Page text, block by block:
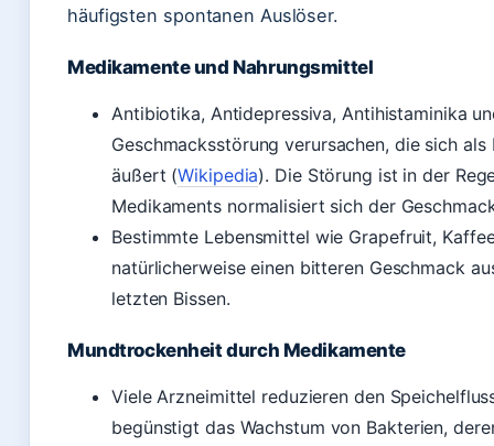
häufigsten spontanen Auslöser.
Medikamente und Nahrungsmittel
Antibiotika, Antidepressiva, Antihistaminika
Geschmacksstörung verursachen, die sich
äußert (Wikipedia). Die Störung ist in der
Medikaments normalisiert sich der
Bestimmte Lebensmittel wie Grapefruit,
natürlicherweise einen bitteren Geschmack
letzten Bissen.
Mundtrockenheit durch Medikamente
Viele Arzneimittel reduzieren den
begünstigt das Wachstum von Bakterien,